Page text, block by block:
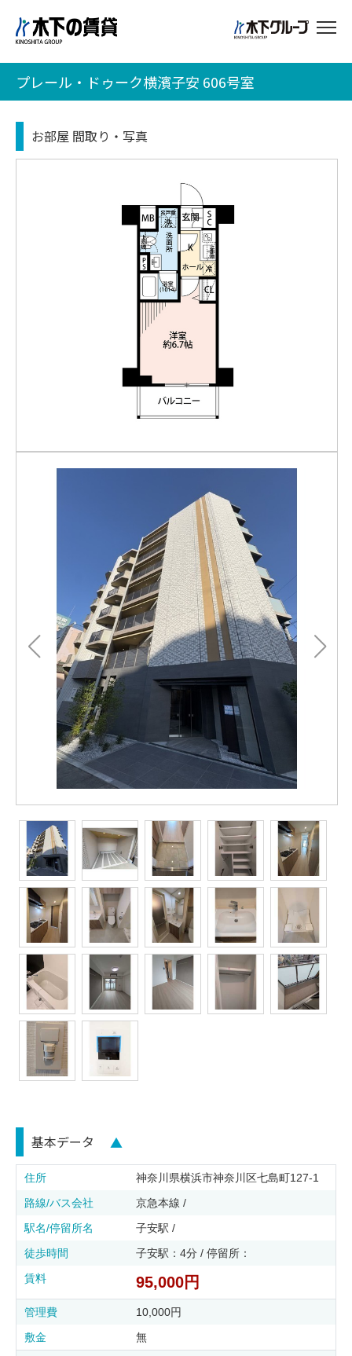
プレール・ドゥーク横濱子安 606号室
お部屋 間取り・写真
基本データ ▲
住所
神奈川県横浜市神奈川区七島町127-1
路線/バス会社
京急本線 /
駅名/停留所名
子安駅 /
徒歩時間
子安駅：4分 / 停留所：
賃料
95,000円
管理費
10,000円
敷金
無